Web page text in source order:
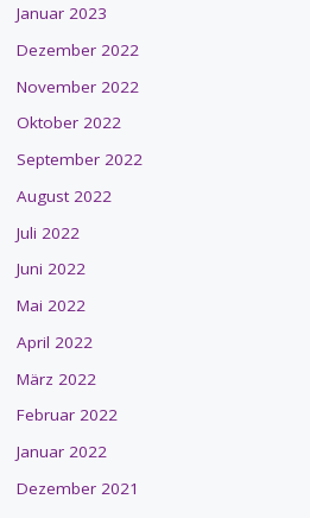
Januar 2023
Dezember 2022
November 2022
Oktober 2022
September 2022
August 2022
Juli 2022
Juni 2022
Mai 2022
April 2022
März 2022
Februar 2022
Januar 2022
Dezember 2021